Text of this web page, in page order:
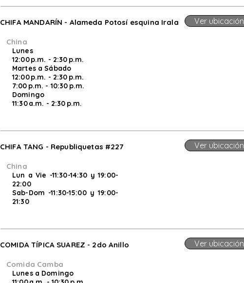
CHIFA MANDARÍN - Alameda Potosí esquina Irala Ver ubicación
China
Lunes
12:00 p.m. - 2:30 p.m.
Martes a Sábado
12:00 p.m. - 2:30 p.m.
7:00 p.m. - 10:30 p.m.
Domingo
11:30 a.m. - 2:30 p.m.
CHIFA TANG - Republiquetas #227 Ver ubicación
China
Lun a Vie -11:30-14:30 y 19:00-
22:00
Sab-Dom -11:30-15:00 y 19:00-
21:30
COMIDA TÍPICA SUAREZ - 2do Anillo Ver ubicación
Comida Camba
Lunes a Domingo